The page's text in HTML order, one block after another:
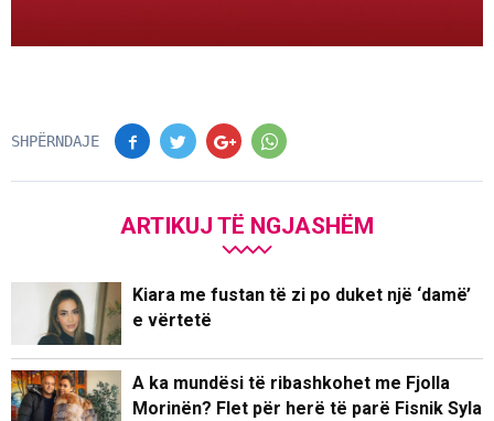
SHPËRNDAJE
ARTIKUJ TË NGJASHËM
Kiara me fustan të zi po duket një ‘damë’
e vërtetë
A ka mundësi të ribashkohet me Fjolla
Morinën? Flet për herë të parë Fisnik Syla